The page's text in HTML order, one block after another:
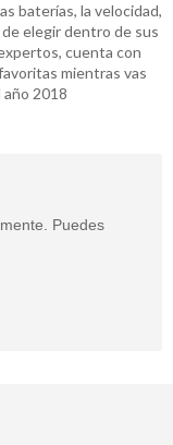
baterías, la velocidad,
de elegir dentro de sus
cuenta con
mientras vas
año 2018
Puedes